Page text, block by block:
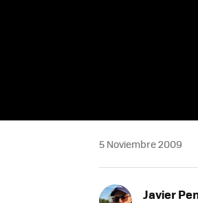
5 Noviembre 2009
Javier